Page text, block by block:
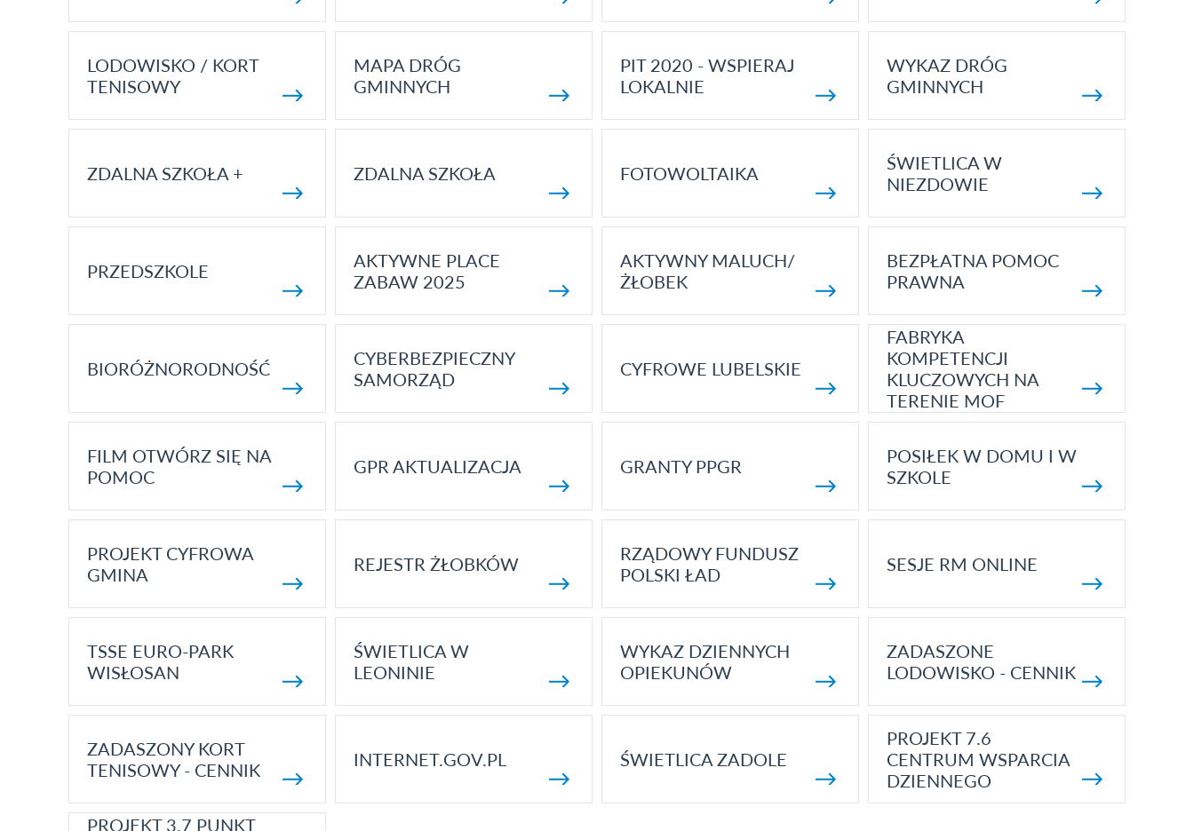
LODOWISKO / KORT
TENISOWY
MAPA DRÓG
GMINNYCH
PIT 2020 - WSPIERAJ
LOKALNIE
WYKAZ DRÓG
GMINNYCH
ZDALNA SZKOŁA + ZDALNA SZKOŁA FOTOWOLTAIKA
ŚWIETLICA W
NIEZDOWIE
PRZEDSZKOLE
AKTYWNE PLACE
ZABAW 2025
AKTYWNY MALUCH/
ŻŁOBEK
BEZPŁATNA POMOC
PRAWNA
BIORÓŻNORODNOŚĆ
CYBERBEZPIECZNY
SAMORZĄD
CYFROWE LUBELSKIE
FABRYKA
KOMPETENCJI
KLUCZOWYCH NA
TERENIE MOF
FILM OTWÓRZ SIĘ NA
POMOC
GPR AKTUALIZACJA GRANTY PPGR
POSIŁEK W DOMU I W
SZKOLE
PROJEKT CYFROWA
GMINA
REJESTR ŻŁOBKÓW
RZĄDOWY FUNDUSZ
POLSKI ŁAD
SESJE RM ONLINE
TSSE EURO-PARK
WISŁOSAN
ŚWIETLICA W
LEONINIE
WYKAZ DZIENNYCH
OPIEKUNÓW
ZADASZONE
LODOWISKO - CENNIK
ZADASZONY KORT
TENISOWY - CENNIK
INTERNET.GOV.PL ŚWIETLICA ZADOLE
PROJEKT 7.6
CENTRUM WSPARCIA
DZIENNEGO
PROJEKT 3.7 PUNKT